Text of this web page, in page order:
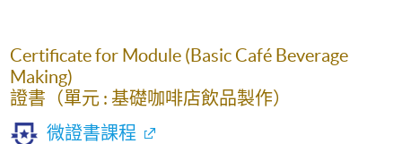
Certificate for Module (Basic Café Beverage
Making)
證書（單元 : 基礎咖啡店飲品製作）
微證書課程